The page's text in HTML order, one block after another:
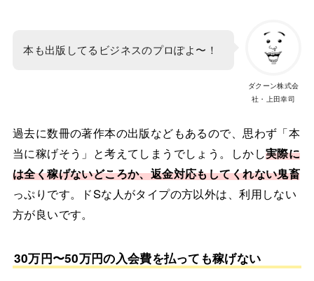
ダクーン株式会
社・上田幸司
本も出版してるビジネスのプロぽよ〜！
過去に数冊の著作本の出版などもあるので、思わず「本
当に稼げそう」と考えてしまうでしょう。しかし実際に
は全く稼げないどころか、返金対応もしてくれない鬼畜
っぷりです。ドSな人がタイプの方以外は、利用しない
方が良いです。
30万円〜50万円の入会費を払っても稼げない